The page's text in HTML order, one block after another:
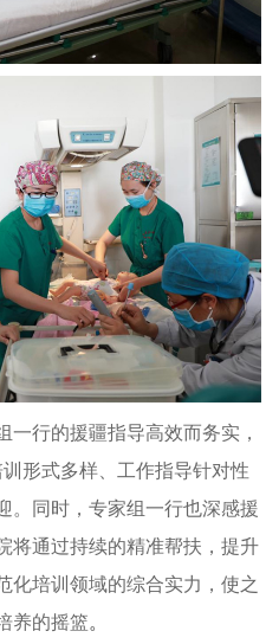
一行的援疆指导高效而务实，
形式多样、工作指导针对性
。同时，专家组一行也深感援
将通过持续的精准帮扶，提升
化培训领域的综合实力，使之
养的摇篮。